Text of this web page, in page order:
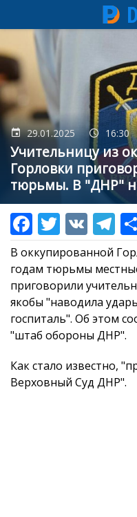
Перейти
к
основному
содержанию
29.01.2025 16:30
Учительницу из
Горловки
тюрьмы. В "ДНР"
В оккупированной
годам тюрьмы
приговорили
якобы "наводила
госпиталь". Об этом
"штаб обороны ДНР".
Как стало известно,
Верховный Суд ДНР".